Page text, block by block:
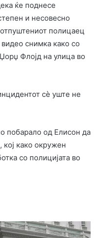
ќе поднесе
и несовесно
полицаец
снимка како со
Флојд на улица во
сè уште не
побарало од Елисон да
како окружен
со полицијата во